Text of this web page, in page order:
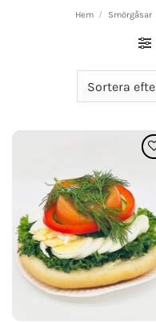
Hem / Smörgåsar